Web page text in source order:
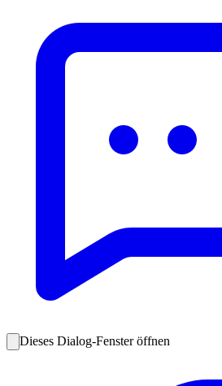
Dieses Dialog-Fenster öffnen